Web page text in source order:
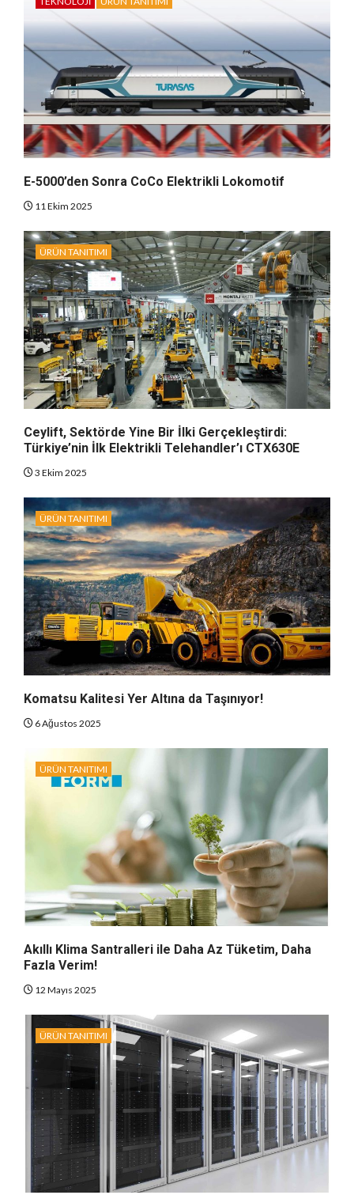
E-5000’den Sonra CoCo Elektrikli Lokomotif
11 Ekim 2025
ÜRÜN TANITIMI
Ceylift, Sektörde Yine Bir İlki Gerçekleştirdi:
Türkiye’nin İlk Elektrikli Telehandler’ı CTX630E
3 Ekim 2025
ÜRÜN TANITIMI
Komatsu Kalitesi Yer Altına da Taşınıyor!
6 Ağustos 2025
ÜRÜN TANITIMI
Akıllı Klima Santralleri ile Daha Az Tüketim, Daha
Fazla Verim!
12 Mayıs 2025
ÜRÜN TANITIMI